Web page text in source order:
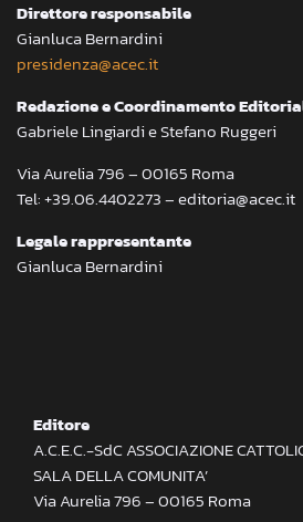
Direttore responsabile
Gianluca Bernardini
presidenza@acec.it
Redazione e Coordinamento
Gabriele Lingiardi e Stefano Ruggeri
Via Aurelia 796 – 00165 Roma
Tel: +39.06.4402273 – editoria@acec.it
Legale rappresentante
Gianluca Bernardini
Editore
A.C.E.C.-SdC ASSOCIAZIONE
SALA DELLA COMUNITA’
Via Aurelia 796 – 00165 Roma